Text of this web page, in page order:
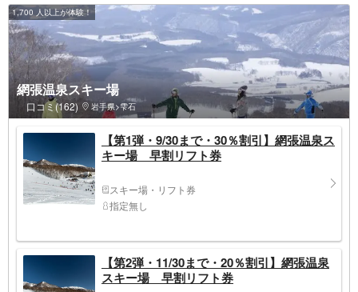
1,700 人以上が体験！
網張温泉スキー場
口コミ(162) 岩手県>雫石
【第1弾・9/30まで・30％割引】網張温泉ス
キー場 早割リフト券
スキー場・リフト券
指定無し
【第2弾・11/30まで・20％割引】網張温泉
スキー場 早割リフト券